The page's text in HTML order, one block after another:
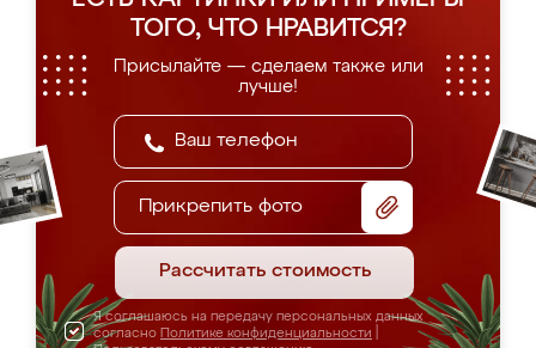
ТОГО, ЧТО НРАВИТСЯ?
Присылайте — сделаем также или
лучше!
Прикрепить фото
Рассчитать стоимость
Я соглашаюсь на передачу персональных данных
согласно Политике конфиденциальности